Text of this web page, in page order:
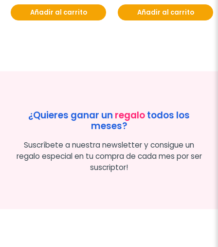
Añadir al carrito Añadir al carrito
¿Quieres ganar un regalotodos los
meses?
Suscríbete a nuestra newsletter y consigue un
regalo especial en tu compra de cada mes por ser
suscriptor!